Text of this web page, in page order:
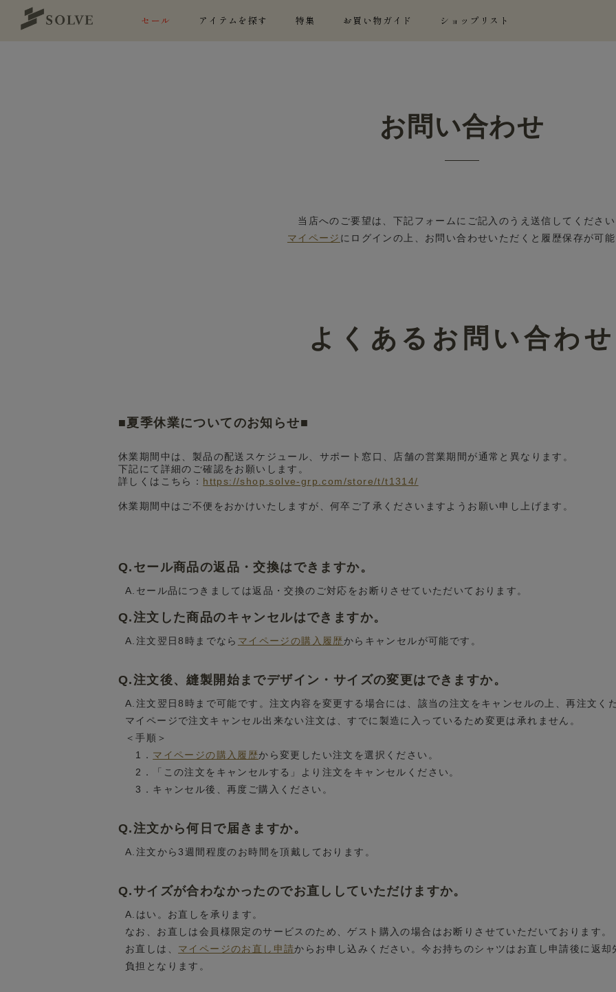
セール アイテムを探す 特集 お買い物ガイド ショップリスト
お問い合わせ
当店へのご要望は、下記フォームにご記入のうえ送信してくださ
マイページ にログインの上、お問い合わせいただくと履歴保存が可
よくあるお問い合わせ
■夏季休業についてのお知らせ■
休業期間中は、製品の配送スケジュール、サポート窓口、店舗の営業期間が通常と異なります。
下記にて詳細のご確認をお願いします。
詳しくはこちら： https://shop.solve-grp.com/store/t/t1314/
休業期間中はご不便をおかけいたしますが、何卒ご了承くださいますようお願い申し上げます。
Q.セール商品の返品・交換はできますか。
A.セール品につきましては返品・交換のご対応をお断りさせていただいております。
Q.注文した商品のキャンセルはできますか。
A.注文翌日8時までなら マイページの購入履歴からキャンセルが可能です。
Q.注文後、縫製開始までデザイン・サイズの変更はできますか。
A.注文翌日8時まで可能です。注文内容を変更する場合には、該当の注文をキャンセルの上、再注文く
マイページで注文キャンセル出来ない注文は、すでに製造に入っているため変更は承れません。
＜手順＞
1． マイページの購入履歴から変更したい注文を選択ください。
2．「この注文をキャンセルする」より注文をキャンセルください。
3．キャンセル後、再度ご購入ください。
Q.注文から何日で届きますか。
A.注文から3週間程度のお時間を頂戴しております。
Q.サイズが合わなかったのでお直ししていただけますか。
A.はい。お直しを承ります。
なお、お直しは会員様限定のサービスのため、ゲスト購入の場合はお断りさせていただいております。
お直しは、 マイページのお直し申請からお申し込みください。今お持ちのシャツはお直し申請後に返
負担となります。